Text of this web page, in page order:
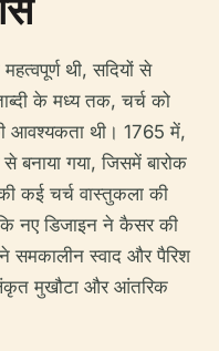
थी, सदियों से
के मध्य तक, चर्च को
आवश्यकता थी। 1765 में,
बनाया गया, जिसमें बारोक
कई चर्च वास्तुकला की
नए डिजाइन ने कैसर की
समकालीन स्वाद और पैरिश
मुखौटा और आंतरिक